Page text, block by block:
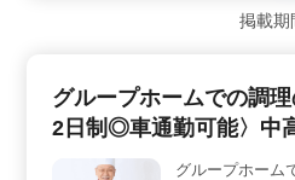
いるため、プライベートの時
点が大きな魅力です。また、社
したい中高年の方々にとって
す。 ＜安定した勤務体系＞
月の残業時間が10〜20時間程
掲載
グループホームでの調
2日制◎車通勤可能〉中
グループホーム